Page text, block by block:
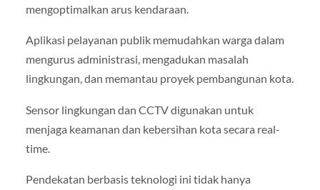
mengoptimalkan arus kendaraan.
Aplikasi pelayanan publik memudahkan warga dalam
mengurus administrasi, mengadukan masalah
lingkungan, dan memantau proyek pembangunan kota.
Sensor lingkungan dan CCTV digunakan untuk
menjaga keamanan dan kebersihan kota secara real-
time.
Pendekatan berbasis teknologi ini tidak hanya